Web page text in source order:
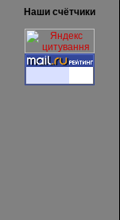
Наши счётчики